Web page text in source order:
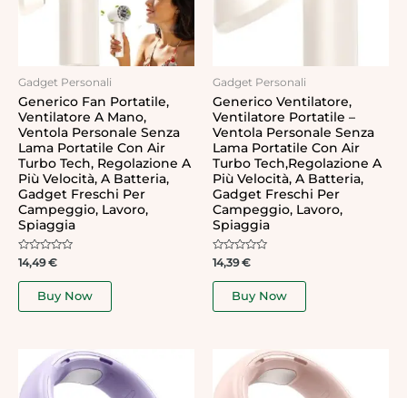
Gadget Personali
Generico Fan Portatile,
Ventilatore A Mano,
Ventola Personale Senza
Lama Portatile Con Air
Turbo Tech, Regolazione A
Più Velocità, A Batteria,
Gadget Freschi Per
Campeggio, Lavoro,
Spiaggia
Rated
0
out
14,49€
Buy Now
Gadget Personali
Generico Ventilatore,
Ventilatore Portatile –
Ventola Personale Senza
Lama Portatile Con Air
Turbo Tech,Regolazione A
Più Velocità, A Batteria,
Gadget Freschi Per
Campeggio, Lavoro,
Spiaggia
Rated
0
out
14,39€
Buy Now